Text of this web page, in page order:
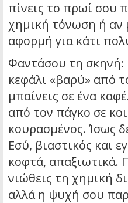
πίνεις το πρωί σου
χημική τόνωση ή αν
αφορμή για κάτι
Φαντάσου τη σκηνή:
κεφάλι «βαρύ» από
μπαίνεις σε ένα
από τον πάγκο σε
κουρασμένος. Ίσως
Εσύ, βιαστικός και
κοφτά, απαξιωτικά.
νιώθεις τη χημική
αλλά η ψυχή σου